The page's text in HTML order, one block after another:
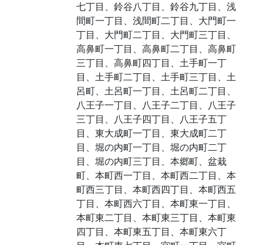
七丁目、鈴谷八丁目、鈴谷九丁目、浅
間町一丁目、浅間町二丁目、大門町一
丁目、大門町二丁目、大門町三丁目、
高鼻町一丁目、高鼻町二丁目、高鼻町
三丁目、高鼻町四丁目、土手町一丁
目、土手町二丁目、土手町三丁目、土
呂町、土呂町一丁目、土呂町二丁目、
八王子一丁目、八王子二丁目、八王子
三丁目、八王子四丁目、八王子五丁
目、東大成町一丁目、東大成町二丁
目、堀の内町一丁目、堀の内町二丁
目、堀の内町三丁目、本郷町、盆栽
町、本町西一丁目、本町西二丁目、本
町西三丁目、本町西四丁目、本町西五
丁目、本町西六丁目、本町東一丁目、
本町東二丁目、本町東三丁目、本町東
四丁目、本町東五丁目、本町東六丁